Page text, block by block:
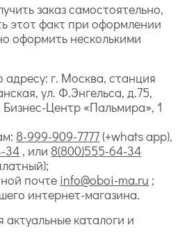
заказ самостоятельно,
этот факт при оформлении
оформить несколькими
адресу: г. Москва, станция
ул. Ф.Энгельса, д.75,
Бизнес-Центр «Пальмира», 1
8-999-909-7777(+whats app),
34 , или 8(800)555-64-34
почте info@oboi-ma.ru ;
интернет-магазина.
каталоги и